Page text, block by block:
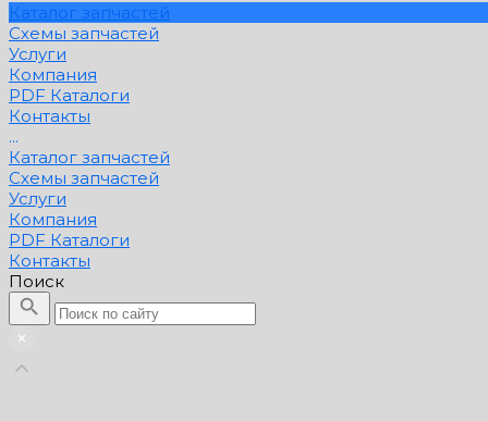
Каталог запчастей
Схемы запчастей
Услуги
Компания
PDF Каталоги
Контакты
...
Каталог запчастей
Схемы запчастей
Услуги
Компания
PDF Каталоги
Контакты
Поиск